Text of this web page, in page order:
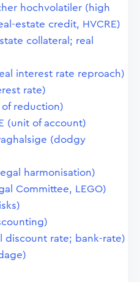
hochvolatiler (high
estate credit, HVCRE)
collateral; real
interest rate reproach)
rate)
reduction)
(unit of account)
(dodgy
harmonisation)
Committee, LEGO)
discount rate; bank-rate)